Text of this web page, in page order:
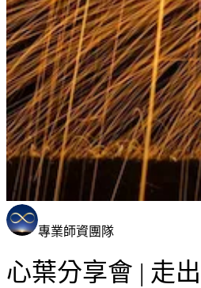
專業師資團隊
心葉分享會 | 走